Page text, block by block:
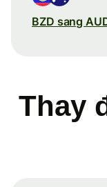
BZD sang
Thay